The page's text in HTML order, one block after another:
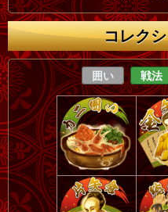
コレク
囲い 戦法